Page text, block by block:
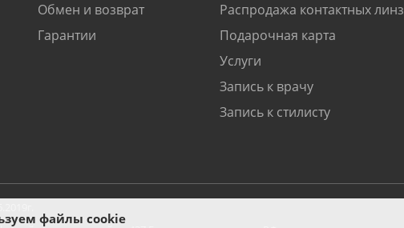
Обмен и возврат
Гарантии
Распродажа контактных линз
Подарочная карта
Услуги
Запись к врачу
Запись к стилисту
файлы cookie